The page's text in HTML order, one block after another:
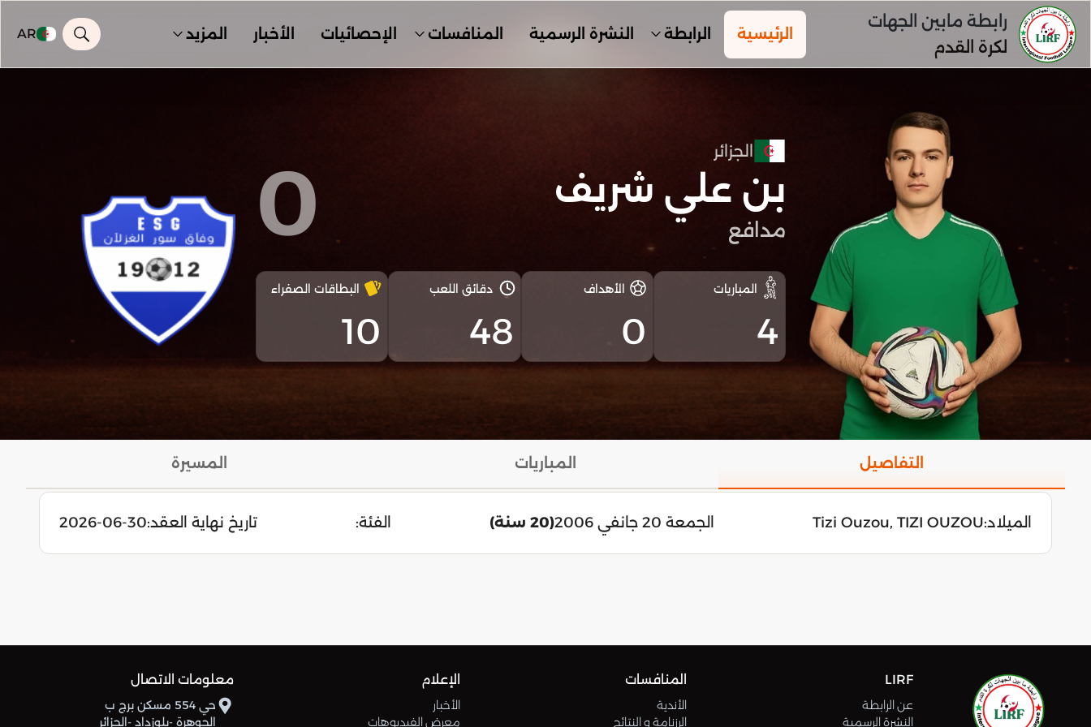
رابطة مابين الجهات
لكرة القدم
الرئيسية الرابطة النشرة الرسمية المنافسات الإحصائيات الأخبار المزيد AR
الجزائر
بن علي شريف
مدافع
المباريات
4
الأهداف
0
دقائق اللعب
48
البطاقات الصفراء
10
0
التفاصيل المباريات المسيرة
الميلاد:Tizi Ouzou, TIZI OUZOU الجمعة 20 جانفي 2006 (20 سنة) الفئة: تاريخ نهاية العقد:2026-06-30
LIRF
عن الرابطة
النشرة الرسمية
المنافسات
الأندية
الرزنامة و النتائج
الإعلام
الأخبار
معرض الفيديوهات
معلومات الاتصال
حي 554 مسكن برج ب
الجوهرة -بلوزداد -الجزائر